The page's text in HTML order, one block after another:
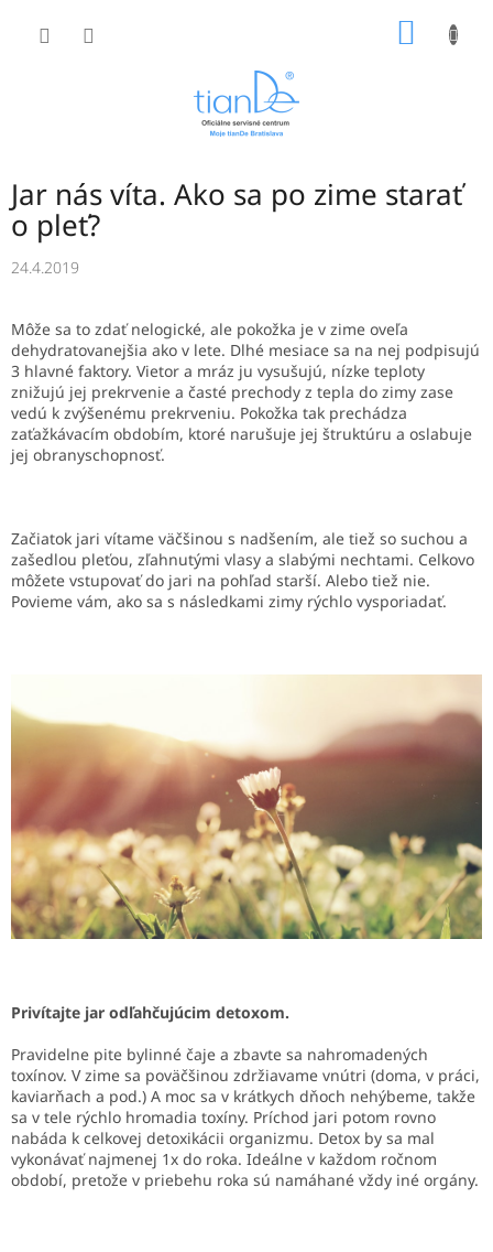
Jar nás víta. Ako sa po zime starať
o pleť?
24.4.2019
Môže sa to zdať nelogické, ale pokožka je v zime oveľa
dehydratovanejšia ako v lete. Dlhé mesiace sa na nej podpisujú
3 hlavné faktory. Vietor a mráz ju vysušujú, nízke teploty
znižujú jej prekrvenie a časté prechody z tepla do zimy zase
vedú k zvýšenému prekrveniu. Pokožka tak prechádza
zaťažkávacím obdobím, ktoré narušuje jej štruktúru a oslabuje
jej obranyschopnosť.
Začiatok jari vítame väčšinou s nadšením, ale tiež so suchou a
zašedlou pleťou, zľahnutými vlasy a slabými nechtami. Celkovo
môžete vstupovať do jari na pohľad starší. Alebo tiež nie.
Povieme vám, ako sa s následkami zimy rýchlo vysporiadať.
Privítajte jar odľahčujúcim detoxom.
Pravidelne pite bylinné čaje a zbavte sa nahromadených
toxínov. V zime sa poväčšinou zdržiavame vnútri (doma, v práci,
kaviarňach a pod.) A moc sa v krátkych dňoch nehýbeme, takže
sa v tele rýchlo hromadia toxíny. Príchod jari potom rovno
nabáda k celkovej detoxikácii organizmu. Detox by sa mal
vykonávať najmenej 1x do roka. Ideálne v každom ročnom
období, pretože v priebehu roka sú namáhané vždy iné orgány.